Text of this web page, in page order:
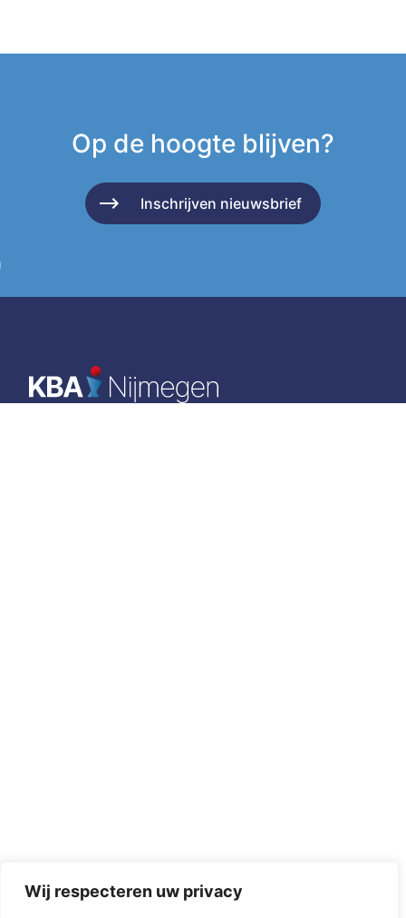
Wij respecteren uw privacy
Op de hoogte blijven?
Inschrijven nieuwsbrief